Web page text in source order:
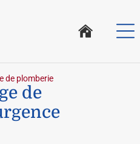
de plomberie
de